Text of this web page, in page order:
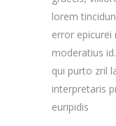
lorem
error epicurei
moderatius
qui purto zril
interpretaris
euripidis